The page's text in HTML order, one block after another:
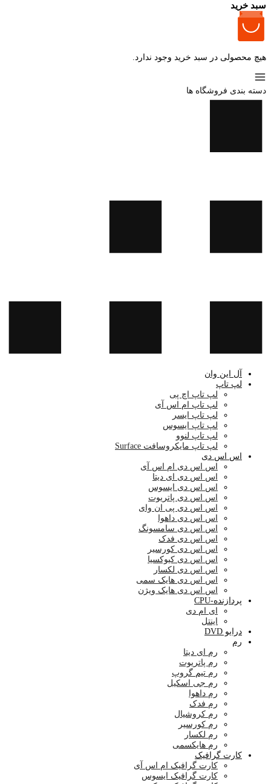
سبد خرید
هیچ محصولی در سبد خرید وجود ندارد.
دسته بندی فروشگاه ها
آل این وان
لپ تاپ
لپ تاپ اچ پی
لپ تاپ ام اس آی
لپ تاپ ایسر
لپ تاپ ایسوس
لپ تاپ لنوو
لپ تاپ مایکروسافت Surface
اس اس دی
اس اس دی ام اس آی
اس اس دی ای دیتا
اس اس دی ایسوس
اس اس دی پاتریوت
اس اس دی پی ان وای
اس اس دی داهوا
اس اس دی سامسونگ
اس اس دی فدک
اس اس دی کورسیر
اس اس دی کیوکسیا
اس اس دی لکسار
اس اس دی هایک سمی
اس اس دی هایک ویژن
پردازنده-CPU
ای ام دی
اینتل
درایو DVD
رم
رم ای دیتا
رم پاتریوت
رم تیم گروپ
رم جی اسکیل
رم داهوا
رم فدک
رم کروشیال
رم کورسیر
رم لکسار
رم هایکسمی
کارت گرافیک
کارت گرافیک ام اس آی
کارت گرافیک ایسوس